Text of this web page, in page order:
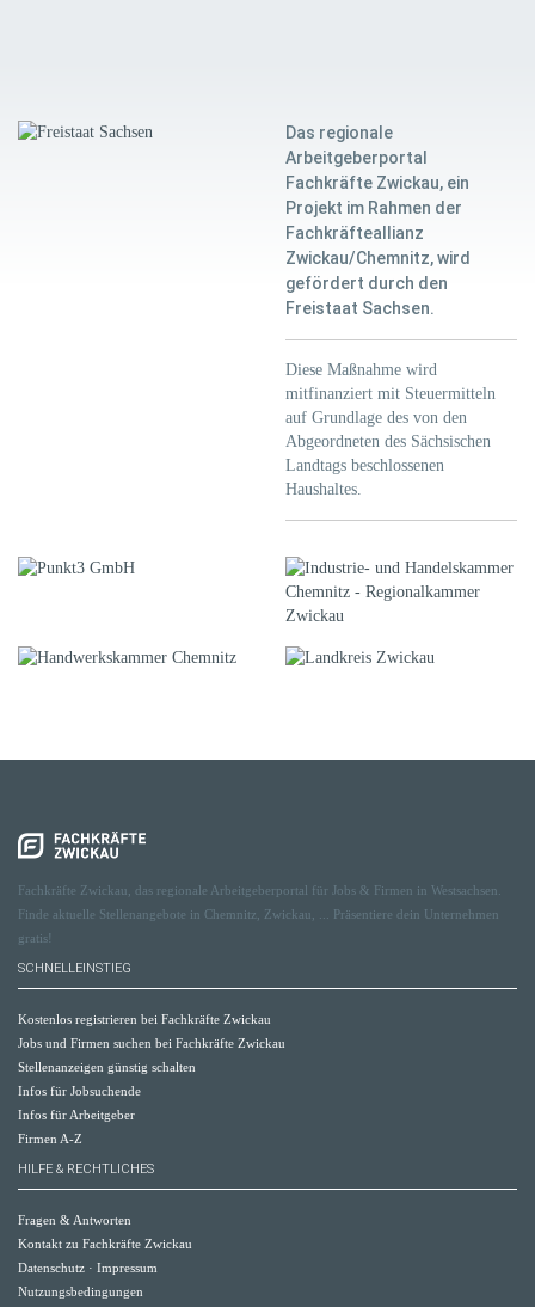
Das regionale
Arbeitgeberportal
Fachkräfte Zwickau, ein
Projekt im Rahmen der
Fachkräfteallianz
Zwickau/Chemnitz, wird
gefördert durch den
Freistaat Sachsen.
Diese Maßnahme wird
mitfinanziert mit Steuermitteln
auf Grundlage des von den
Abgeordneten des Sächsischen
Landtags beschlossenen
Haushaltes.
Fachkräfte Zwickau, das regionale Arbeitgeberportal für Jobs & Firmen in Westsachsen.
Finde aktuelle Stellenangebote in Chemnitz, Zwickau, ... Präsentiere dein Unternehmen
gratis!
SCHNELLEINSTIEG
Kostenlos registrieren bei Fachkräfte Zwickau
Jobs und Firmen suchen bei Fachkräfte Zwickau
Stellenanzeigen günstig schalten
Infos für Jobsuchende
Infos für Arbeitgeber
Firmen A-Z
HILFE & RECHTLICHES
Fragen & Antworten
Kontakt zu Fachkräfte Zwickau
Datenschutz · Impressum
Nutzungsbedingungen